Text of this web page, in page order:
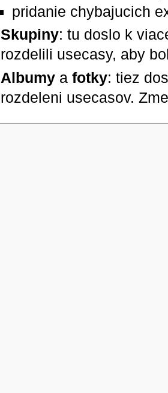
pridanie chybajucich
Skupiny: tu doslo k
rozdelili usecasy, aby
Albumya fotky: tiez
rozdeleni usecasov.